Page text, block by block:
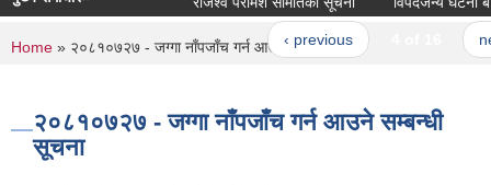
‹ previous
You are here
Home » २०८१०७२७ - जग्गा नाँपजाँच गर्न आउने सम्बन्धी सूचना
२०८१०७२७ - जग्गा नाँपजाँच गर्न आउने सम्बन्धी
सूचना